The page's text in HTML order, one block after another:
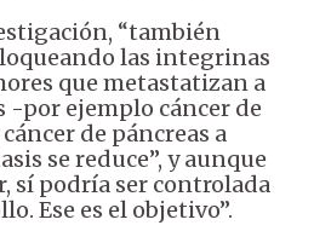
“también
las integrinas
que metastatizan a
-por ejemplo cáncer de
de páncreas a
se reduce”, y aunque
sí podría ser controlada
Ese es el objetivo”.